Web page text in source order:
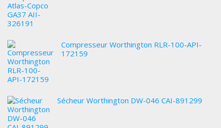
Compresseur Worthington RLR-100-API-
172159
Sécheur Worthington DW-046 CAI-891299